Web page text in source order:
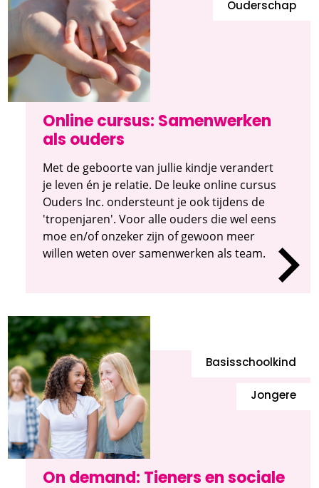
Online cursus: Samenwerken
als ouders
Ouderschap
Met de geboorte van jullie kindje verandert
je leven én je relatie. De leuke online cursus
Ouders Inc. ondersteunt je ook tijdens de
'tropenjaren'. Voor alle ouders die wel eens
moe en/of onzeker zijn of gewoon meer
willen weten over samenwerken als team.
On demand: Tieners en sociale
Basisschoolkind
Jongere